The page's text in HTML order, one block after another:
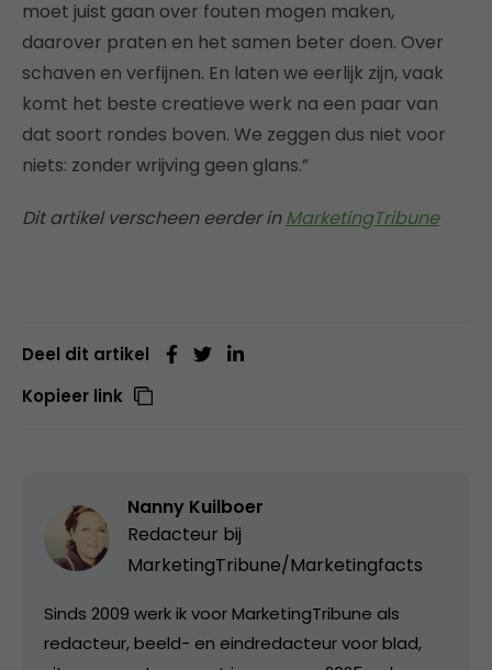
moet juist gaan over fouten mogen maken,
daarover praten en het samen beter doen. Over
schaven en verfijnen. En laten we eerlijk zijn, vaak
komt het beste creatieve werk na een paar van
dat soort rondes boven. We zeggen dus niet voor
niets: zonder wrijving geen glans.”
Dit artikel verscheen eerder inMarketingTribune
Deel dit artikel
Kopieer link
Nanny Kuilboer
Redacteur bij
MarketingTribune/Marketingfacts
Sinds 2009 werk ik voor MarketingTribune als
redacteur, beeld- en eindredacteur voor blad,